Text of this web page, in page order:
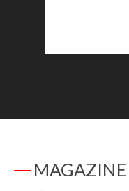
MAGAZINE